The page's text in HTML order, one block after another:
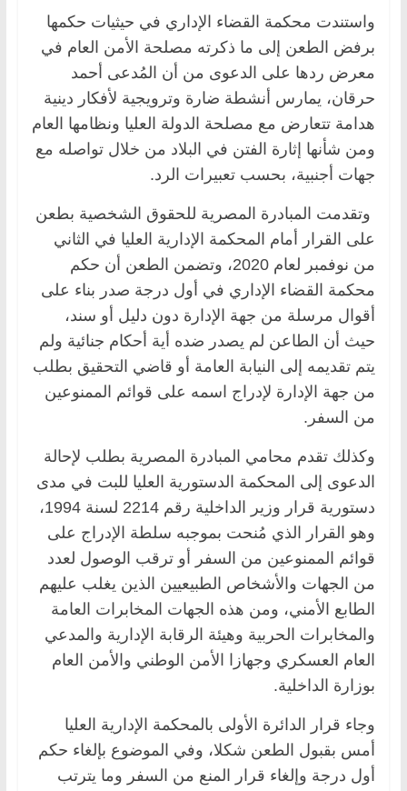
واستندت محكمة القضاء الإداري في حيثيات حكمها
برفض الطعن إلى ما ذكرته مصلحة الأمن العام في
معرض ردها على الدعوى من أن المُدعى أحمد
حرقان، يمارس أنشطة ضارة وترويجية لأفكار دينية
هدامة تتعارض مع مصلحة الدولة العليا ونظامها العام
ومن شأنها إثارة الفتن في البلاد من خلال تواصله مع
جهات أجنبية، بحسب تعبيرات الرد.
وتقدمت المبادرة المصرية للحقوق الشخصية بطعن
على القرار أمام المحكمة الإدارية العليا في الثاني
من نوفمبر لعام 2020، وتضمن الطعن أن حكم
محكمة القضاء الإداري في أول درجة صدر بناء على
أقوال مرسلة من جهة الإدارة دون دليل أو سند،
حيث أن الطاعن لم يصدر ضده أية أحكام جنائية ولم
يتم تقديمه إلى النيابة العامة أو قاضي التحقيق بطلب
من جهة الإدارة لإدراج اسمه على قوائم الممنوعين
من السفر.
وكذلك تقدم محامي المبادرة المصرية بطلب لإحالة
الدعوى إلى المحكمة الدستورية العليا للبت في مدى
دستورية قرار وزير الداخلية رقم 2214 لسنة 1994،
وهو القرار الذي مُنحت بموجبه سلطة الإدراج على
قوائم الممنوعين من السفر أو ترقب الوصول لعدد
من الجهات والأشخاص الطبيعيين الذين يغلب عليهم
الطابع الأمني، ومن هذه الجهات المخابرات العامة
والمخابرات الحربية وهيئة الرقابة الإدارية والمدعي
العام العسكري وجهازا الأمن الوطني والأمن العام
بوزارة الداخلية.
وجاء قرار الدائرة الأولى بالمحكمة الإدارية العليا
أمس بقبول الطعن شكلا، وفي الموضوع بإلغاء حكم
أول درجة وإلغاء قرار المنع من السفر وما يترتب